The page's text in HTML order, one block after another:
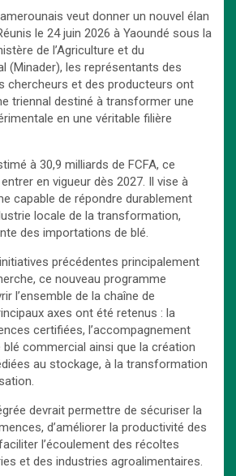
veut donner un nouvel élan
le 24 juin 2026 à Yaoundé sous la
de l’Agriculture et du
(Minader), les représentants des
chercheurs et des producteurs ont
triennal destiné à transformer une
en une véritable filière
à 30,9 milliards de FCFA, ce
en vigueur dès 2027. Il vise à
capable de répondre durablement
locale de la transformation,
des importations de blé.
précédentes principalement
ce nouveau programme
l’ensemble de la chaîne de
axes ont été retenus : la
certifiées, l’accompagnement
commercial ainsi que la création
au stockage, à la transformation
devrait permettre de sécuriser la
d’améliorer la productivité des
l’écoulement des récoltes
et des industries agroalimentaires.